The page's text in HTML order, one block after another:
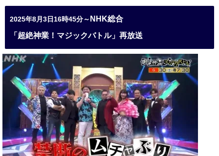
2025年8月3日16時45分～ NHK総合
「超絶神業！マジックバトル」再放送